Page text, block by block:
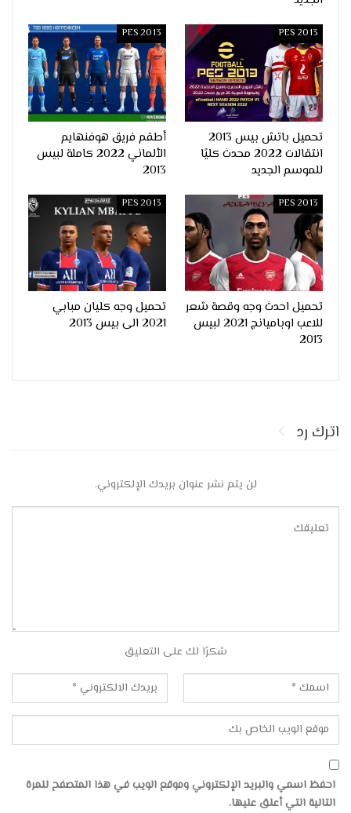
PES 2013
تحميل باتش بيس 2013
انتقالات 2022 محدث كليًا
للموسم الجديد
PES 2013
أطقم فريق هوفنهايم
الألماني 2022 كاملة لبيس
2013
PES 2013
تحميل احدث وجه وقصة شعر
للاعب اوباميانج 2021 لبيس
2013
PES 2013
تحميل وجه كليان مبابي
2021 الى بيس 2013
اترك رد
لن يتم نشر عنوان بريدك الإلكتروني.
شكرًا لك على التعليق
احفظ اسمي والبريد الإلكتروني وموقع الويب في هذا المتصفح للمرة
التالية التي أعلق عليها.